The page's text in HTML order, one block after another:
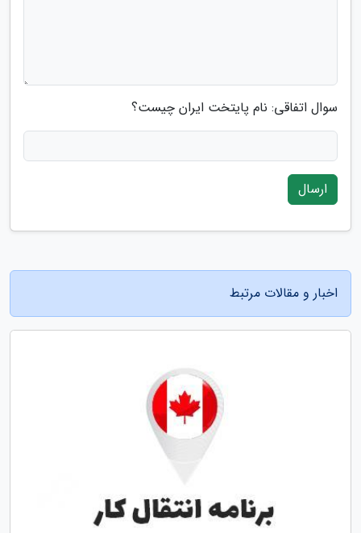
سوال اتفاقی: نام پایتخت ایران چیست؟
ارسال
اخبار و مقالات مرتبط